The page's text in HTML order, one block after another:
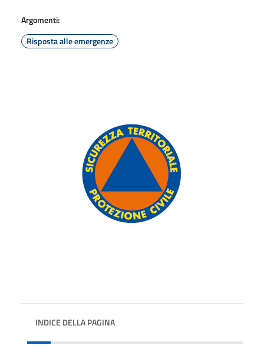
Argomenti:
Risposta alle emergenze
INDICE DELLA PAGINA